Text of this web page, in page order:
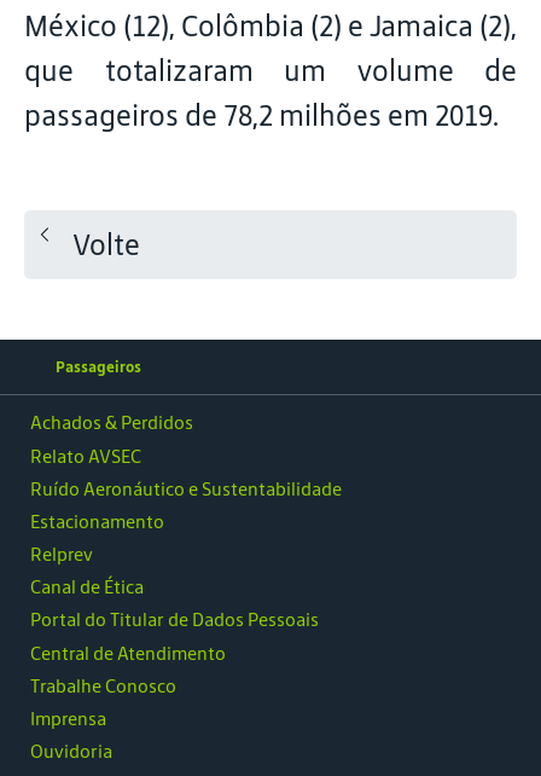
México (12), Colômbia (2) e Jamaica (2),
que totalizaram um volume de
passageiros de 78,2 milhões em 2019.
Volte
Passageiros
Ouvidoria
Achados & Perdidos
Relato AVSEC
Ruído Aeronáutico e Sustentabilidade
Estacionamento
Relprev
Canal de Ética
Portal do Titular de Dados Pessoais
Central de Atendimento
Trabalhe Conosco
Imprensa